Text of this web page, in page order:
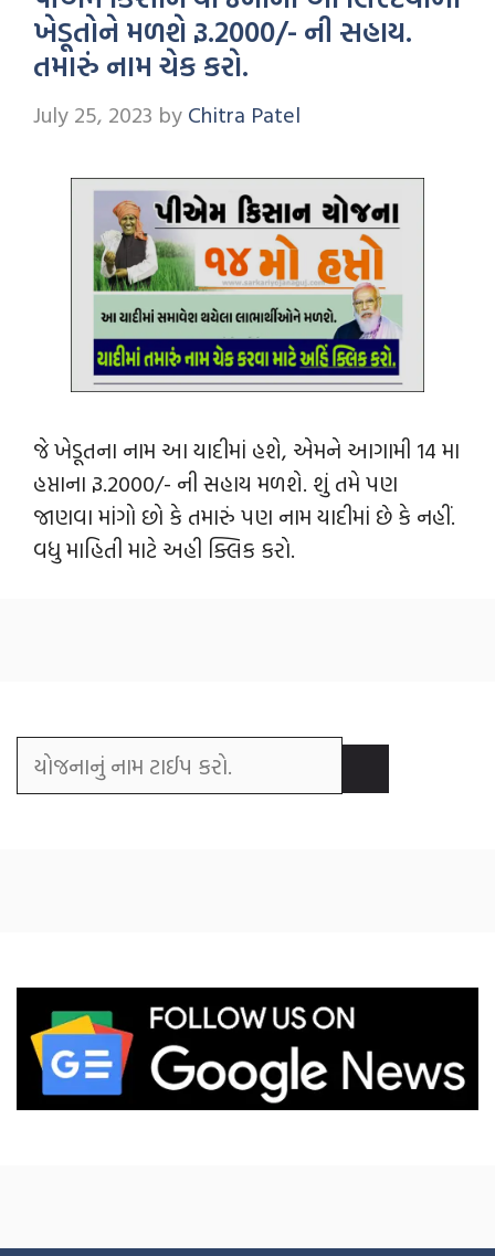
ખેડૂતોને મળશે રૂ.2000/- ની સહાય.
તમારું નામ ચેક કરો.
July 25, 2023 by Chitra Patel
જે ખેડૂતના નામ આ યાદીમાં હશે, એમને આગામી 14 મા
હપ્તાના રૂ.2000/- ની સહાય મળશે. શું તમે પણ
જાણવા માંગો છો કે તમારું પણ નામ યાદીમાં છે કે નહીં.
વધુ માહિતી માટે અહી ક્લિક કરો.